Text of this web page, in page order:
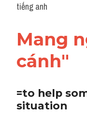
Word form
Cách dùng từ
Đề thi thật Task 2
tiếng anh
Mang
cánh"
=to help
situation